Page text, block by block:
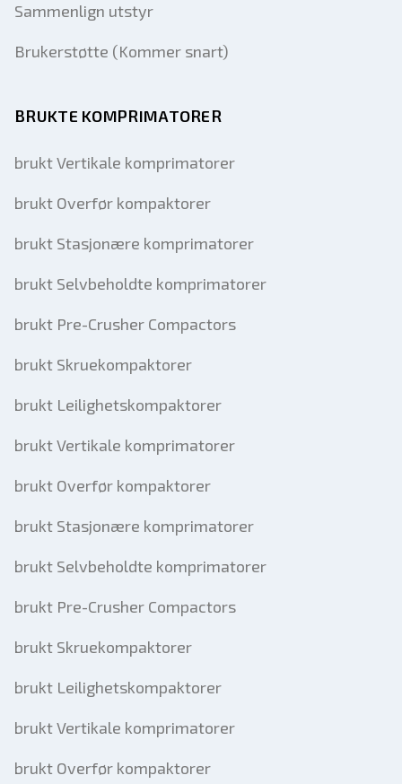
Sammenlign utstyr
Brukerstøtte (Kommer snart)
BRUKTE KOMPRIMATORER
brukt Vertikale komprimatorer
brukt Overfør kompaktorer
brukt Stasjonære komprimatorer
brukt Selvbeholdte komprimatorer
brukt Pre-Crusher Compactors
brukt Skruekompaktorer
brukt Leilighetskompaktorer
brukt Vertikale komprimatorer
brukt Overfør kompaktorer
brukt Stasjonære komprimatorer
brukt Selvbeholdte komprimatorer
brukt Pre-Crusher Compactors
brukt Skruekompaktorer
brukt Leilighetskompaktorer
brukt Vertikale komprimatorer
brukt Overfør kompaktorer